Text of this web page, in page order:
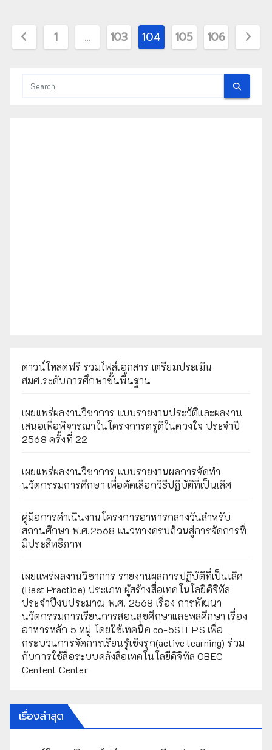
Posts
1 … 103 104 105 106
ดาวน์โหลดฟรี รวมไฟล์เอกสาร เตรียมประเมิน
สมศ.ระดับการศึกษาขั้นพื้นฐาน
เผยแพร่ผลงานวิชาการ แบบรายงานประวัติและผลงาน
เสนอเพื่อพิจารณาในโครงการครูดีในดวงใจ ประจำปี
2568 ครั้งที่ 22
เผยแพร่ผลงานวิชาการ แบบรายงานผลการจัดทำ
นวัตกรรมการศึกษา เพื่อคัดเลือกวิธีปฏิบัติที่เป็นเลิศ
คู่มือการดำเนินงานโครงการอาหารกลางวันสำหรับ
สถานศึกษา พ.ศ.2568 แนวทางครบถ้วนสู่การจัดการที่
มีประสิทธิภาพ
เผยเเพร่ผลงานวิชาการ รายงานผลการปฏิบัติที่เป็นเลิศ
(Best Practice) ประเภท ผู้สร้างสื่อเทคโนโลยีดิจิทัล
ประจำปีงบประมาณ พ.ศ. 2568 เรื่อง การพัฒนา
นวัตกรรมการเรียนการสอนสุขศึกษาและพลศึกษา เรื่อง
อาหารหลัก 5 หมู่ โดยใช้เทคนิค co-5STEPS เพื่อ
กระบวนการจัดการเรียนรู้เชิงรุก(active learning) ร่วม
กับการใช้สื่อระบบคลังสื่อเทคโนโลยีดิจิทัล OBEC
Centent Center
เรื่องล่าสุด